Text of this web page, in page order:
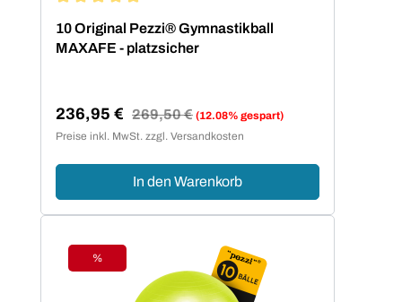
10 Original Pezzi® Gymnastikball
MAXAFE - platzsicher
Verkaufspreis:
236,95 € Regulärer Preis:
269,50 € (12.08% gespart)
Preise inkl. MwSt. zzgl. Versandkosten
In den Warenkorb
Rabatt
%